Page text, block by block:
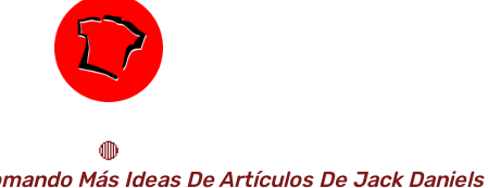
🔴
Más Ideas De Artículos De Jack